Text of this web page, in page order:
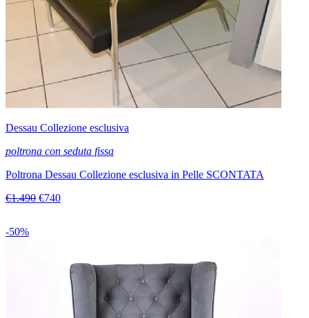
Dessau Collezione esclusiva
poltrona con seduta fissa
Poltrona Dessau Collezione esclusiva in Pelle SCONTATA
€1.490 €740
-50%